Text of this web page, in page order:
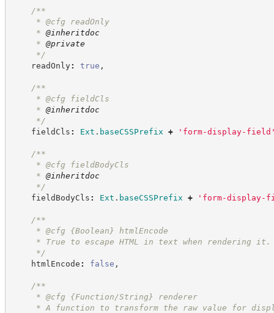
/**
* @cfg readOnly
* @inheritdoc
* @private
*/
readOnly: true ,
/**
* @cfg fieldCls
* @inheritdoc
*/
fieldCls : Ext . baseCSSPrefix + ' form-display-field
/**
* @cfg fieldBodyCls
* @inheritdoc
*/
fieldBodyCls : Ext . baseCSSPrefix + ' form-display-
/**
* @cfg {Boolean}
htmlEncode
* True to escape HTML in text when rendering it.
*/
htmlEncode : false ,
/**
* @cfg {Function/String} renderer
* A function to transform the raw value for